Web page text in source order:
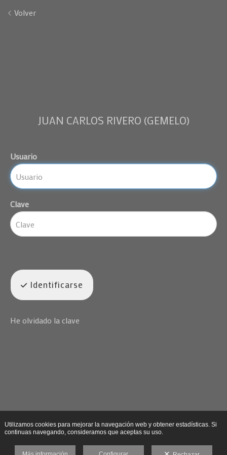
Volver
JUAN CARLOS RIVERO (GEMELO)
Usuario
Clave
Identificarse
He olvidado la clave
Utilizamos cookies para mejorar la navegación web y obtener estadísticas. Si
continuas navegando, consideramos que aceptas su uso.